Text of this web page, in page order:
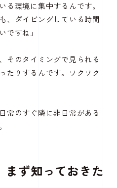
る環境に集中するんです。
、ダイビングしている時間
ですね」
そのタイミングで見られる
たりするんです。ワクワク
常のすぐ隣に非日常がある
まず知っておきた